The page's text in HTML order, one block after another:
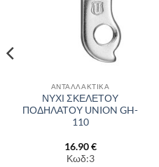
ΑΝΤΑΛΛΑΚΤΙΚΑ
ΝΥΧΙ ΣΚΕΛΕΤΟΥ
ΠΟΔΗΛΑΤΟΥ UNION GH-
110
16.90€
Κωδ:3